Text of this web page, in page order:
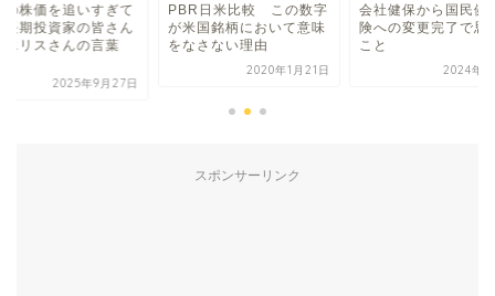
の株価を追いすぎて
長期投資家の皆さん
リスさんの言葉
2025年9月27日
PBR日米比較 この数字
が米国銘柄において意味
をなさない理由
2020年1月21日
会社健保から国民健
険への変更完了で思
こと
2024年4
スポンサーリンク